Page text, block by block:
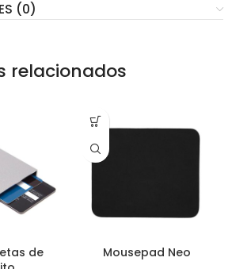
(0)
relacionados
de
Mousepad Neo